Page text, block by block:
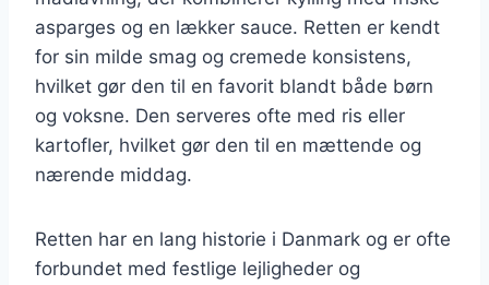
asparges og en lækker sauce. Retten er kendt
for sin milde smag og cremede konsistens,
hvilket gør den til en favorit blandt både børn
og voksne. Den serveres ofte med ris eller
kartofler, hvilket gør den til en mættende og
nærende middag.
Retten har en lang historie i Danmark og er ofte
forbundet med festlige lejligheder og